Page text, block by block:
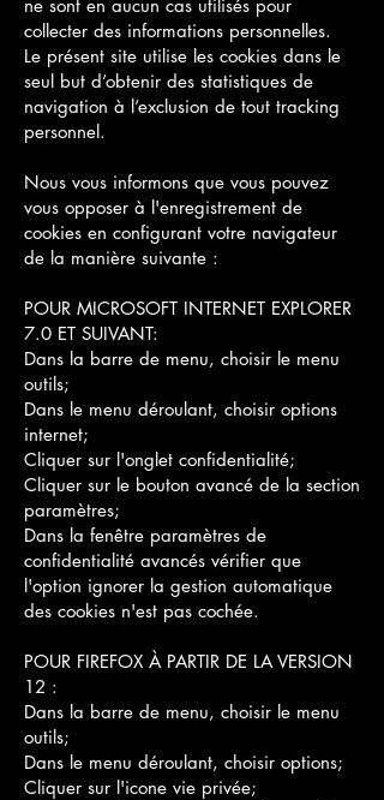
ne sont en aucun cas utilisés pour
collecter des informations personnelles.
Le présent site utilise les cookies dans le
seul but d’obtenir des statistiques de
navigation à l’exclusion de tout tracking
personnel.
Nous vous informons que vous pouvez
vous opposer à l'enregistrement de
cookies en configurant votre navigateur
de la manière suivante :
POUR MICROSOFT INTERNET EXPLORER
7.0 ET SUIVANT:
Dans la barre de menu, choisir le menu
outils;
Dans le menu déroulant, choisir options
internet;
Cliquer sur l'onglet confidentialité;
Cliquer sur le bouton avancé de la section
paramètres;
Dans la fenêtre paramètres de
confidentialité avancés vérifier que
l'option ignorer la gestion automatique
des cookies n'est pas cochée.
POUR FIREFOX À PARTIR DE LA VERSION
12 :
Dans la barre de menu, choisir le menu
outils;
Dans le menu déroulant, choisir options;
Cliquer sur l'icone vie privée;